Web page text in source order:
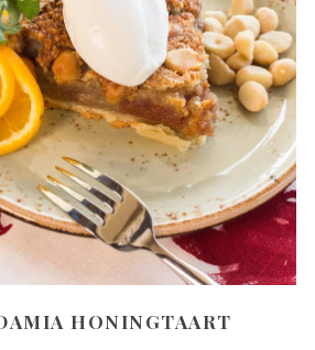
HONINGTAART